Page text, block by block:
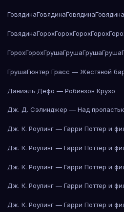
ГовядинаГовядинаГовядинаГовядина
ГовядинаГорохГорохГорохГорох
ГорохГорохГрушаГрушаГрушаГруша
ГрушаГюнтер Грасс — Жестяной
Даниэль Дефо — Робинзон Крузо
Дж. Д. Сэлинджер — Над
Дж. К. Роулинг — Гарри Поттер и
Дж. К. Роулинг — Гарри Поттер и
Дж. К. Роулинг — Гарри Поттер и
Дж. К. Роулинг — Гарри Поттер и
Дж. К. Роулинг — Гарри Поттер и